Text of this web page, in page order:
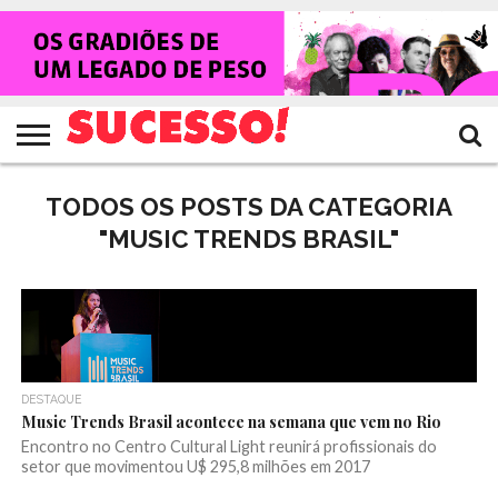
HOME
NOTÍCIAS
SHOWS
ENTREVISTAS
CLIQUES
RANKING
CROWLEY
TV
SUCESSO!
REVISTA
SUCESSO!
TODOS OS POSTS DA CATEGORIA
"MUSIC TRENDS BRASIL"
DESTAQUE
Music Trends Brasil acontece na semana que vem no Rio
Encontro no Centro Cultural Light reunirá profissionais do
setor que movimentou U$ 295,8 milhões em 2017